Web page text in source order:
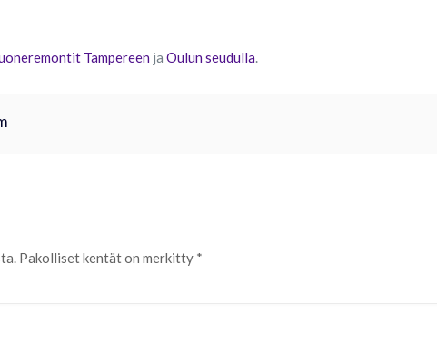
Tampereen ja Oulun seudulla.
Pakolliset kentät on merkitty *